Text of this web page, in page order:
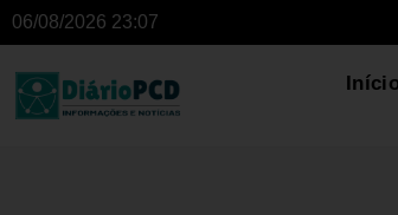
06/08/2026 23:07